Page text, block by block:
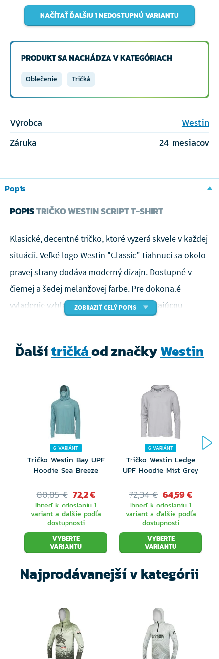
NAČÍTAŤ ĎALŠIU 1 NEDOSTUPNÚ VARIANTU
PRODUKT SA NACHÁDZA V KATEGÓRIACH
Oblečenie Tričká
Výrobca
Westin
Záruka
24 mesiacov
Popis
POPISTRIČKO WESTIN SCRIPT T-SHIRT
Klasické, decentné tričko, ktoré vyzerá skvele v každej
situácii. Veľké logo Westin "Classic" tiahnuci sa okolo
pravej strany dodáva moderný dizajn. Dostupné v
čiernej a šedej melanžovej farbe. Pre dokonalé
vyladenie vzhľadu spárujte so zodpovedajúcou
73% bavlna / 27% polyester
Chladivá tkanina
Antibakteriálne
Pre zobrazenie tabuľky veľkostí kliknite sem
ZOBRAZIŤ CELÝ POPIS
Ďalšítričkáod značkyWestin
6 VARIÁNT
Tričko Westin Bay UPF
Hoodie Sea Breeze
80,85 € 72,2 €
Ihneď k odoslaniu 1
variant a ďalšie podľa
dostupnosti
VYBERTE
VARIANTU
6 VARIÁNT
Tričko Westin Ledge
UPF Hoodie Mist Grey
72,34 € 64,59 €
Ihneď k odoslaniu 1
variant a ďalšie podľa
dostupnosti
VYBERTE
VARIANTU
Najprodávanejší v kategórii